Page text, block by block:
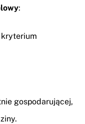
:
kryterium
gospodarującej,